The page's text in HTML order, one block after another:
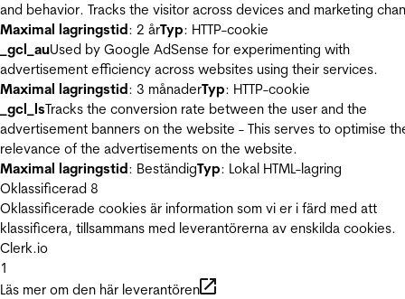
and behavior. Tracks the visitor across devices and marketing
Maximal lagringstid: 2 årTyp: HTTP-cookie
_gcl_auUsed by Google AdSense for experimenting with
advertisement efficiency across websites using their services.
Maximal lagringstid: 3 månaderTyp: HTTP-cookie
_gcl_lsTracks the conversion rate between the user and the
advertisement banners on the website - This serves to optimise
relevance of the advertisements on the website.
Maximal lagringstid: BeständigTyp: Lokal HTML-lagring
Oklassificerad 8
Oklassificerade cookies är information som vi er i färd med att
klassificera, tillsammans med leverantörerna av enskilda cookies.
Clerk.io
1
Läs mer om den här leverantören